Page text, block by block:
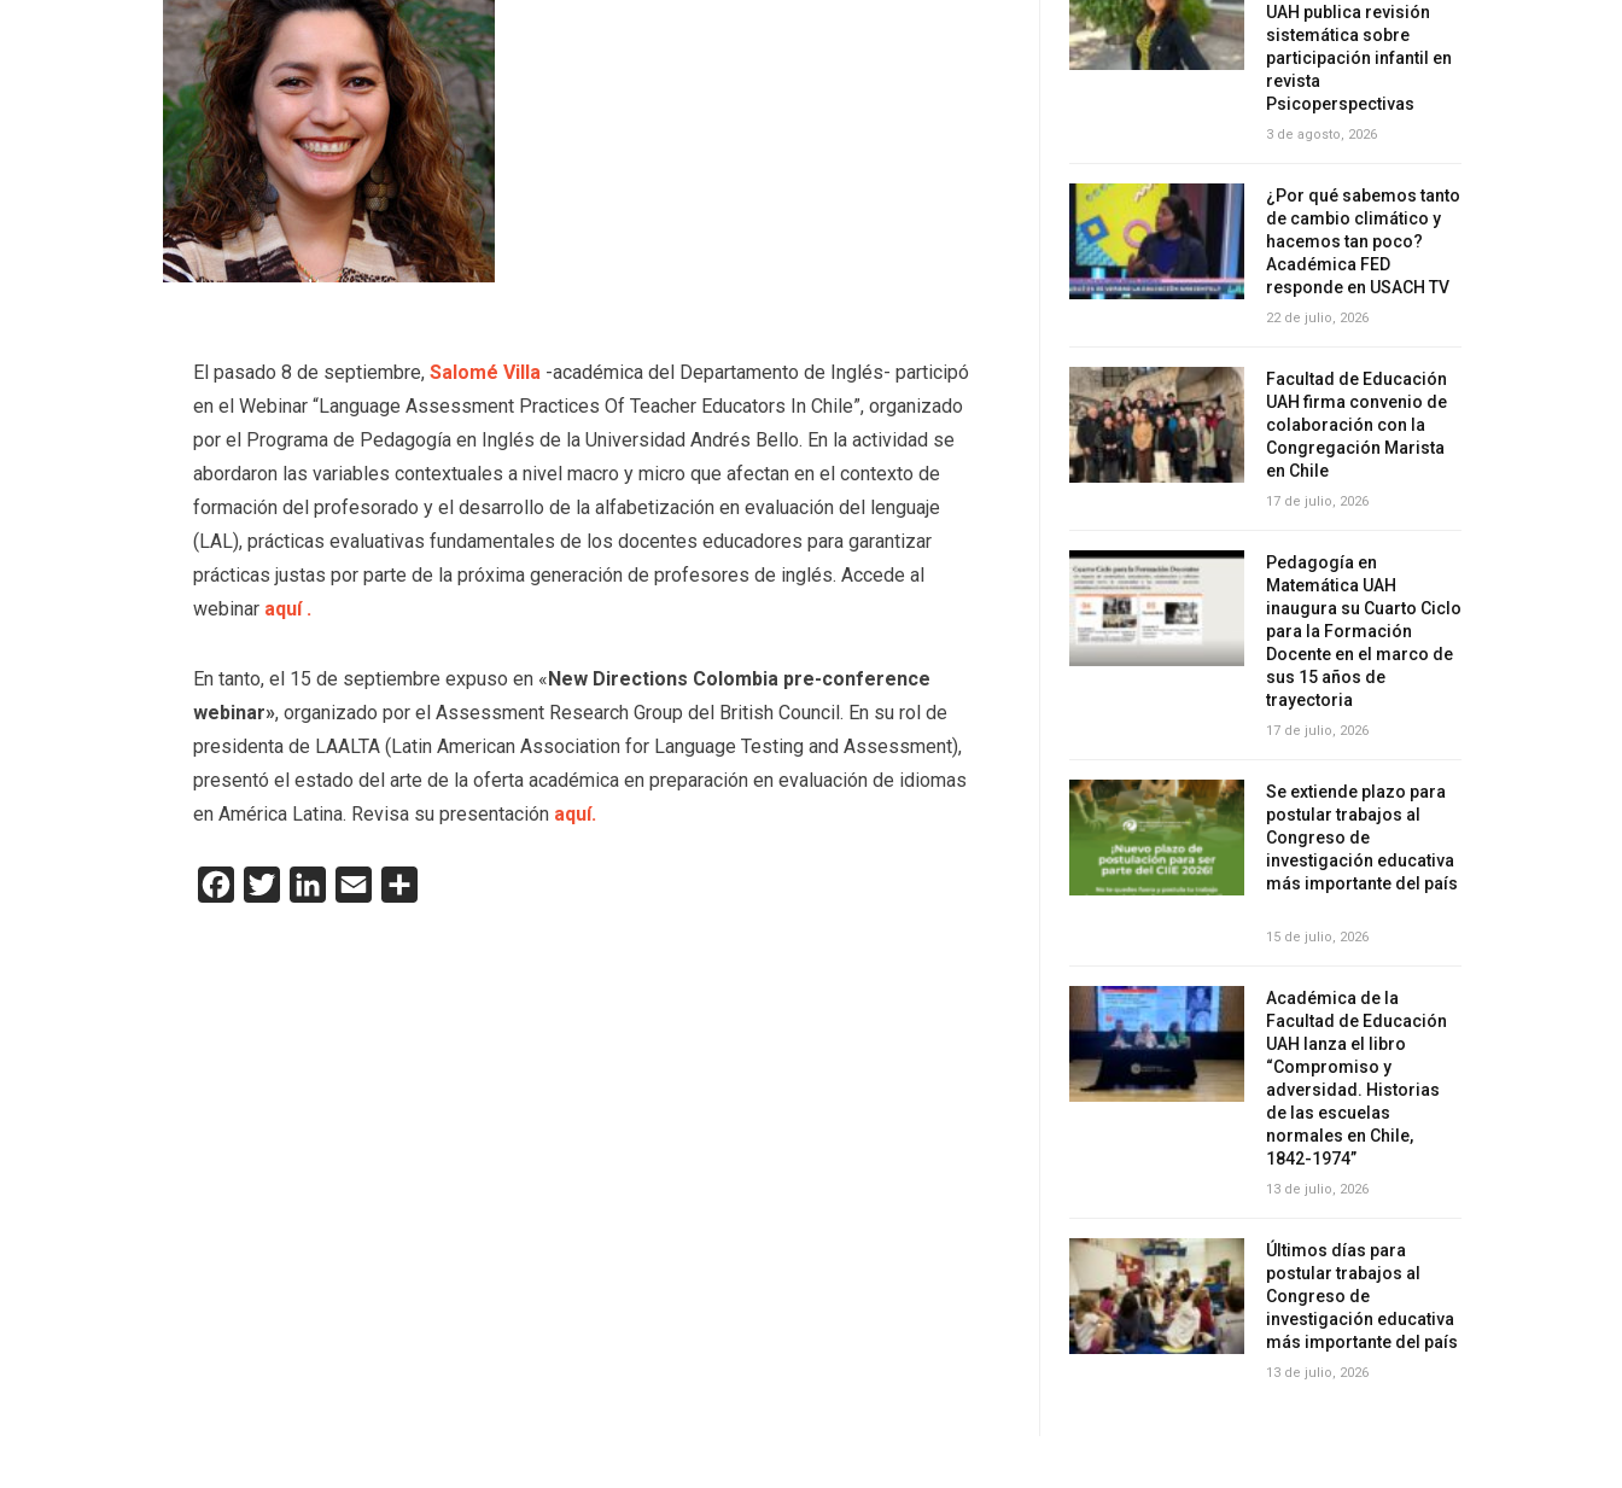
El pasado 8 de septiembre,Salomé Villa -académica del Departamento de Inglés- participó
en el Webinar “Language Assessment Practices Of Teacher Educators In Chile”, organizado
por el Programa de Pedagogía en Inglés de la Universidad Andrés Bello. En la actividad se
abordaron las variables contextuales a nivel macro y micro que afectan en el contexto de
formación del profesorado y el desarrollo de la alfabetización en evaluación del lenguaje
(LAL), prácticas evaluativas fundamentales de los docentes educadores para garantizar
prácticas justas por parte de la próxima generación de profesores de inglés. Accede al
webinar aquí .
En tanto, el 15 de septiembre expuso en «New Directions Colombia pre-conference
webinar», organizado por el Assessment Research Group del British Council. En su rol de
presidenta de LAALTA (Latin American Association for Language Testing and Assessment),
presentó el estado del arte de la oferta académica en preparación en evaluación de idiomas
en América Latina. Revisa su presentación aquí.
Facebook
Twitter LinkedInEmail
UAH publica revisión
sistemática sobre
participación infantil en
revista
Psicoperspectivas
3 de agosto, 2026
¿Por qué sabemos tanto
de cambio climático y
hacemos tan poco?
Académica FED
responde en USACH TV
22 de julio, 2026
Facultad de Educación
UAH firma convenio de
colaboración con la
Congregación Marista
en Chile
17 de julio, 2026
Pedagogía en
Matemática UAH
inaugura su Cuarto Ciclo
para la Formación
Docente en el marco de
sus 15 años de
trayectoria
17 de julio, 2026
Se extiende plazo para
postular trabajos al
Congreso de
investigación educativa
más importante del país
15 de julio, 2026
Académica de la
Facultad de Educación
UAH lanza el libro
“Compromiso y
adversidad. Historias
de las escuelas
normales en Chile,
1842-1974”
13 de julio, 2026
Últimos días para
postular trabajos al
Congreso de
investigación educativa
más importante del país
13 de julio, 2026